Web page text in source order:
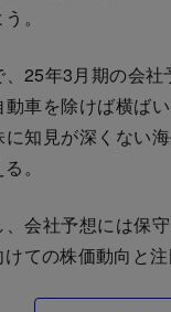
。
25年3月期の会社
動車を除けば横ば
に知見が深くない
。
会社予想には保
ての株価動向と注